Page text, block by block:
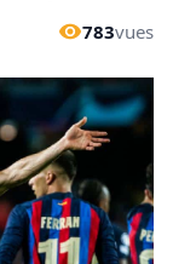
783vues